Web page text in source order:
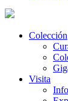
Colección
Visita